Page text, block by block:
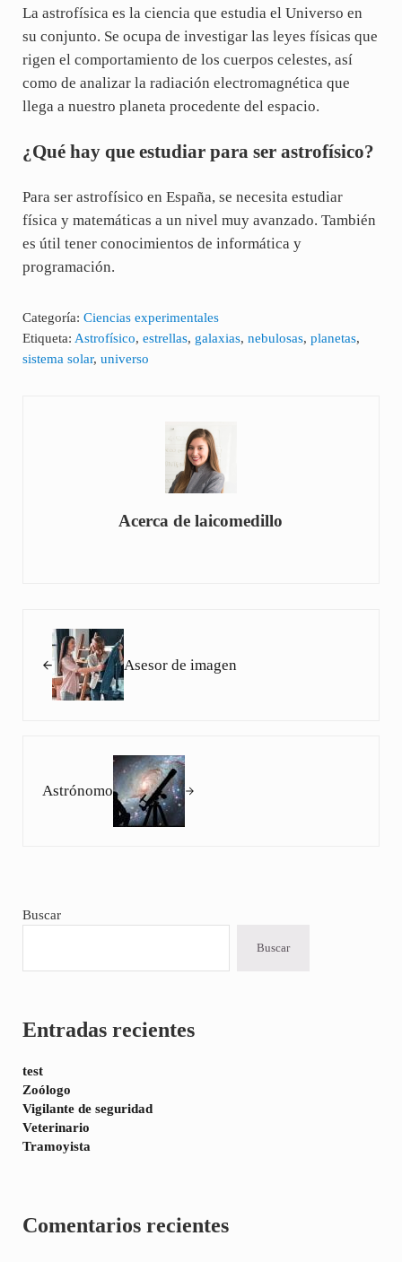
La astrofísica es la ciencia que estudia el Universo en
su conjunto. Se ocupa de investigar las leyes físicas que
rigen el comportamiento de los cuerpos celestes, así
como de analizar la radiación electromagnética que
llega a nuestro planeta procedente del espacio.
¿Qué hay que estudiar para ser astrofísico?
Para ser astrofísico en España, se necesita estudiar
física y matemáticas a un nivel muy avanzado. También
es útil tener conocimientos de informática y
programación.
Categoría: Ciencias experimentales
Etiqueta: Astrofísico, estrellas, galaxias, nebulosas, planetas,
sistema solar, universo
Acerca delaicomedillo
Asesor de imagen
Astrónomo
Sidebar
Buscar
Buscar
Entradas recientes
test
Zoólogo
Vigilante de seguridad
Veterinario
Tramoyista
Comentarios recientes